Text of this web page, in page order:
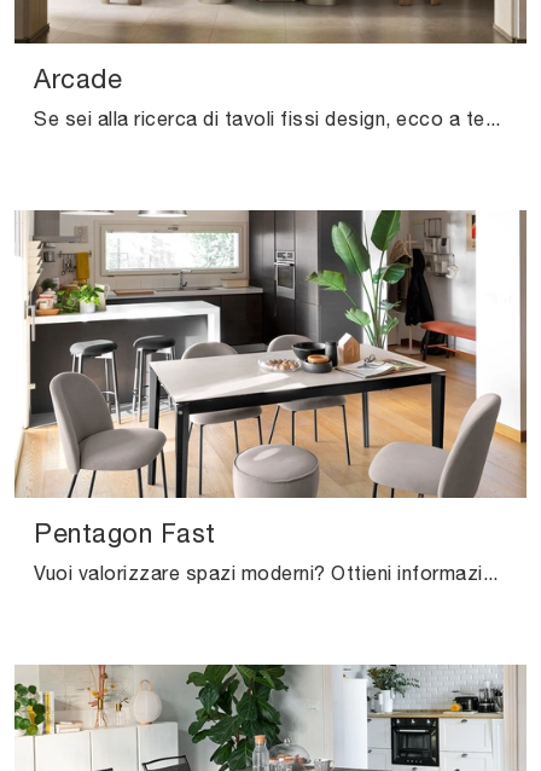
Arcade
Se sei alla ricerca di tavoli fissi design, ecco a te il modello da pranzo in marmo Arcade dell'azienda Ditre Italia.
Pentagon Fast
Vuoi valorizzare spazi moderni? Ottieni informazioni sui tavoli moderni allungabili: il modello da cucina Pentagon Fast ti aspetta.